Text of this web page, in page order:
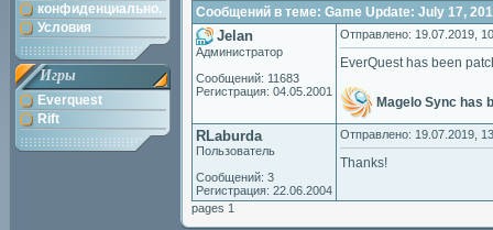
конфиденциально.
Условия
Игры
Everquest
Rift
Сообщений в теме: Game Update: July 17,
Jelan
Администратор
Сообщений: 11683
Регистрация: 04.05.2001
Отправлено: 19.07.2019,
EverQuest has been
Magelo Sync has
RLaburda
Пользователь
Сообщений: 3
Регистрация: 22.06.2004
Отправлено: 19.07.2019,
Thanks!
pages 1